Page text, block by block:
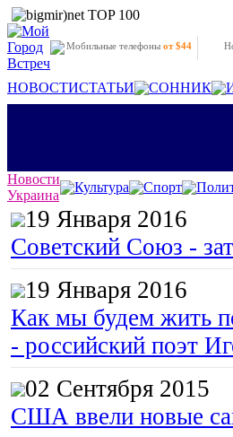
Мобильные телефоны от $44
НОВОСТИСТАТЬИ СОННИК
Новости
Украина
Культура Спорт
19 Января 2016
Советский Союз -
19 Января 2016
Как мы будем жить
- российский поэт
02 Сентября 2015
США ввели новые